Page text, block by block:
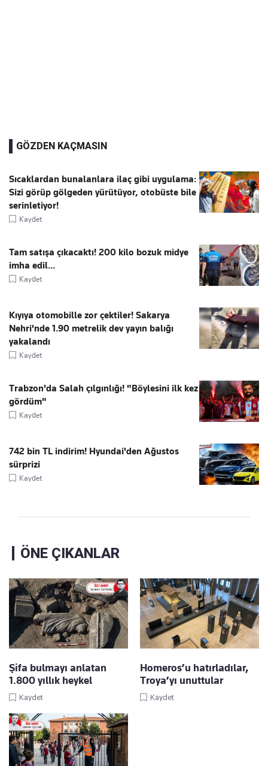
GÖZDEN KAÇMASIN
Sıcaklardan bunalanlara ilaç gibi uygulama:
Sizi görüp gölgeden yürütüyor, otobüste bile
serinletiyor!
Kaydet
Tam satışa çıkacaktı! 200 kilo bozuk midye
imha edil...
Kaydet
Kıyıya otomobille zor çektiler! Sakarya
Nehri'nde 1.90 metrelik dev yayın balığı
yakalandı
Kaydet
Trabzon'da Salah çılgınlığı! "Böylesini ilk kez
gördüm"
Kaydet
742 bin TL indirim! Hyundai'den Ağustos
sürprizi
Kaydet
ÖNE ÇIKANLAR
Şifa bulmayı anlatan
1.800 yıllık heykel
Kaydet
Homeros’u hatırladılar,
Troya’yı unuttular
Kaydet